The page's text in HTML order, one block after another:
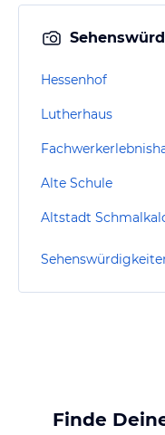
Hessenhof
Lutherhaus
Alte Schule
Altstadt
Finde